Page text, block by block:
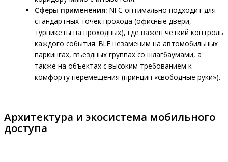
Сферы применения: NFC оптимально подходит для
стандартных точек прохода (офисные двери,
турникеты на проходных), где важен четкий контроль
каждого события. BLE незаменим на автомобильных
паркингах, въездных группах со шлагбаумами, а
также на объектах с высоким требованием к
комфорту перемещения (принцип «свободные руки»).
Архитектура и экосистема мобильного
доступа